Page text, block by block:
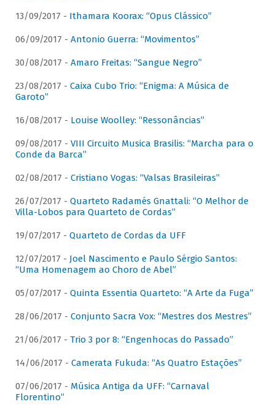
13/09/2017 - Ithamara Koorax: “Opus Clássico”
06/09/2017 - Antonio Guerra: “Movimentos”
30/08/2017 - Amaro Freitas: “Sangue Negro”
23/08/2017 - Caixa Cubo Trio: “Enigma: A Música de
Garoto”
16/08/2017 - Louise Woolley: “Ressonâncias”
09/08/2017 - VIII Circuito Musica Brasilis: “Marcha para o
Conde da Barca”
02/08/2017 - Cristiano Vogas: “Valsas Brasileiras”
26/07/2017 - Quarteto Radamés Gnattali: “O Melhor de
Villa-Lobos para Quarteto de Cordas”
19/07/2017 - Quarteto de Cordas da UFF
12/07/2017 - Joel Nascimento e Paulo Sérgio Santos:
“Uma Homenagem ao Choro de Abel”
05/07/2017 - Quinta Essentia Quarteto: “A Arte da Fuga”
28/06/2017 - Conjunto Sacra Vox: “Mestres dos Mestres”
21/06/2017 - Trio 3 por 8: “Engenhocas do Passado”
14/06/2017 - Camerata Fukuda: “As Quatro Estações”
07/06/2017 - Música Antiga da UFF: “Carnaval
Florentino”